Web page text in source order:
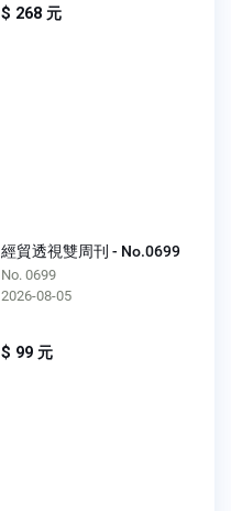
$ 268 元
經貿透視雙周刊 - No.0699
No. 0699
2026-08-05
$ 99 元